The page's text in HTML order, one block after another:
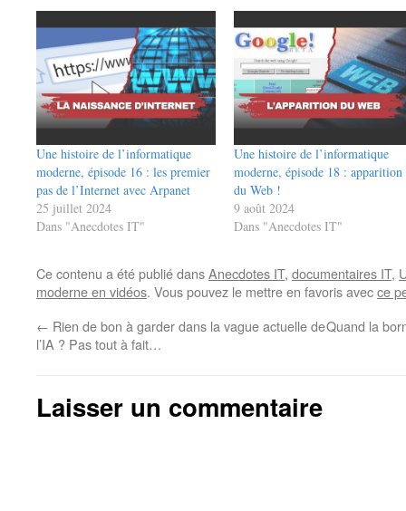
Une histoire de l’informatique
moderne, épisode 16 : les premier
pas de l’Internet avec Arpanet
25 juillet 2024
Dans "Anecdotes IT"
Une histoire de l’informatique
moderne, épisode 18 : apparition
du Web !
9 août 2024
Dans "Anecdotes IT"
Ce contenu a été publié dansAnecdotes IT, documentaires IT,
moderne en vidéos. Vous pouvez le mettre en favoris avecce
← Rien de bon à garder dans la vague actuelle de
l’IA ? Pas tout à fait…
Quand la
Laisser un commentaire